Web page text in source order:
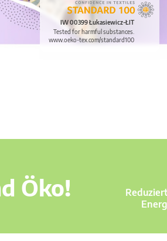
IW 00399 Łukasiewicz-ŁIT
Tested for harmful substances.
www.oeko-tex.com/standard100
Öko!